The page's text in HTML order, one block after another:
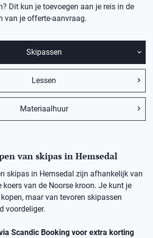
Dit kun je toevoegen aan je reis in de
van je offerte-aanvraag.
Skipassen
Lessen
Materiaalhuur
van skipas in Hemsedal
skipas in Hemsedal zijn afhankelijk van
koers van de Noorse kroon. Je kunt je
maar van tevoren skipassen
voordeliger.
Scandic Booking voor extra korting